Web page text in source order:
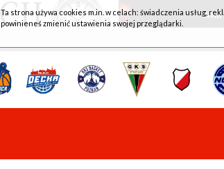
WKK
Ta strona używa cookies m.in. w celach: świadczenia usług,
powinieneś zmienić ustawienia swojej przeglądarki.